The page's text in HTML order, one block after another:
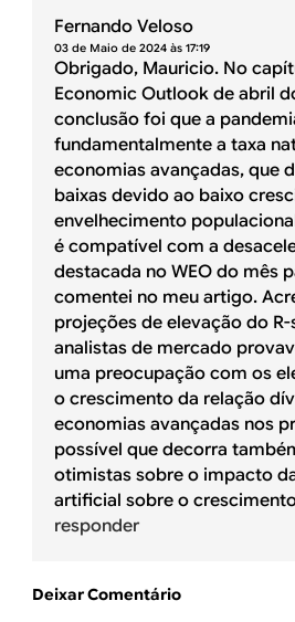
Fernando Veloso
03 de Maio de 2024 às 17:19
Obrigado, Mauricio. No
Economic Outlook de abril
conclusão foi que a
fundamentalmente a taxa
economias avançadas, que
baixas devido ao baixo
envelhecimento
é compatível com a
destacada no WEO do mês
comentei no meu artigo.
projeções de elevação do
analistas de mercado
uma preocupação com os
o crescimento da relação
economias avançadas nos
possível que decorra
otimistas sobre o impacto
artificial sobre o
responder
Deixar Comentário